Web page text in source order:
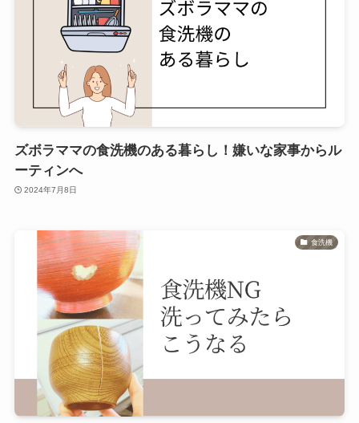
ズボラママの食洗機のある暮らし！嫌いな家事からル
ーティンへ
2024年7月8日
食洗機